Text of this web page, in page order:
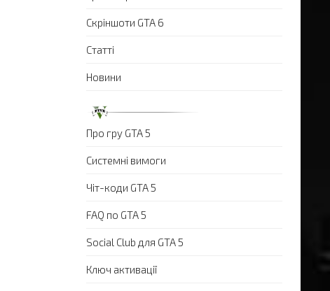
Скріншоти GTA 6
Статті
Новини
Про гру GTA 5
Системні вимоги
Чіт-коди GTA 5
FAQ по GTA 5
Social Club для GTA 5
Ключ активації